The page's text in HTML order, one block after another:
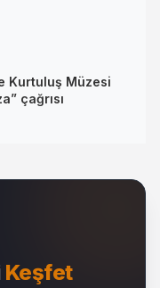
Kurtuluş Müzesi
çağrısı
Keşfet